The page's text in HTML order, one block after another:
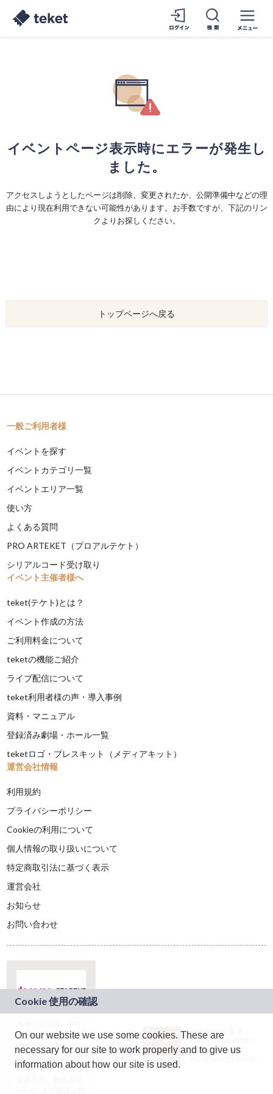
イベントページ表示時にエラーが発生し
ました。
アクセスしようとしたページは削除、変更されたか、公開準備中などの理
由により現在利用できない可能性があります。お手数ですが、下記のリン
クよりお探しください。
トップページへ戻る
一般ご利用者様
イベントを探す
イベントカテゴリ一覧
イベントエリア一覧
使い方
よくある質問
PRO ARTEKET（プロアルテケト）
シリアルコード受け取り
イベント主催者様へ
teket(テケト)とは？
イベント作成の方法
ご利用料金について
teketの機能ご紹介
ライブ配信について
teket利用者様の声・導入事例
資料・マニュアル
登録済み劇場・ホール一覧
teketロゴ・プレスキット（メディアキット）
運営会社情報
利用規約
プライバシーポリシー
Cookieの利用について
個人情報の取り扱いについて
特定商取引法に基づく表示
運営会社
お知らせ
お問い合わせ
ドコモグループの新
規事業創出プログラ
ム「docomo
STARTUP」を通じて
JASRAC許諾番号：
9024936001Y45037
JASRAC許諾番号：
On our website we use some cookies. These are
necessary for our site to work properly and to give us
information about how our site is used.